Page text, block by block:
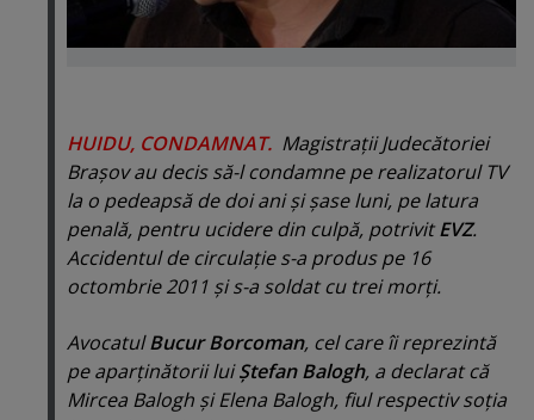
HUIDU, CONDAMNAT. Magistraţii Judecătoriei
Braşov au decis să-l condamne pe realizatorul TV
la o pedeapsă de doi ani şi şase luni, pe latura
penală, pentru ucidere din culpă, potrivitEVZ.
Accidentul de circulaţie s-a produs pe 16
octombrie 2011 şi s-a soldat cu trei morţi.
AvocatulBucur Borcoman, cel care îi reprezintă
pe aparţinătorii luiŞtefan Balogh, a declarat că
Mircea Balogh şi Elena Balogh, fiul respectiv soţia